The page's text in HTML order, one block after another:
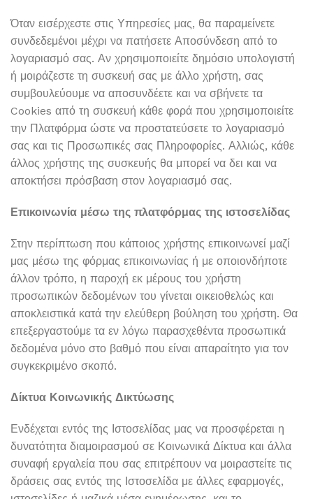
Όταν εισέρχεστε στις Υπηρεσίες μας, θα παραμείνετε
συνδεδεμένοι μέχρι να πατήσετε Αποσύνδεση από το
λογαριασμό σας. Αν χρησιμοποιείτε δημόσιο υπολογιστή
ή μοιράζεστε τη συσκευή σας με άλλο χρήστη, σας
συμβουλεύουμε να αποσυνδέετε και να σβήνετε τα
Cookies από τη συσκευή κάθε φορά που χρησιμοποιείτε
την Πλατφόρμα ώστε να προστατεύσετε το λογαριασμό
σας και τις Προσωπικές σας Πληροφορίες. Αλλιώς, κάθε
άλλος χρήστης της συσκευής θα μπορεί να δει και να
αποκτήσει πρόσβαση στον λογαριασμό σας.
Επικοινωνία μέσω της πλατφόρμας της ιστοσελίδας
Στην περίπτωση που κάποιος χρήστης επικοινωνεί μαζί
μας μέσω της φόρμας επικοινωνίας ή με οποιονδήποτε
άλλον τρόπο, η παροχή εκ μέρους του χρήστη
προσωπικών δεδομένων του γίνεται οικειοθελώς και
αποκλειστικά κατά την ελεύθερη βούληση του χρήστη. Θα
επεξεργαστούμε τα εν λόγω παρασχεθέντα προσωπικά
δεδομένα μόνο στο βαθμό που είναι απαραίτητο για τον
συγκεκριμένο σκοπό.
Δίκτυα Κοινωνικής Δικτύωσης
Ενδέχεται εντός της Ιστοσελίδας μας να προσφέρεται η
δυνατότητα διαμοιρασμού σε Κοινωνικά Δίκτυα και άλλα
συναφή εργαλεία που σας επιτρέπουν να μοιραστείτε τις
δράσεις σας εντός της Ιστοσελίδα με άλλες εφαρμογές,